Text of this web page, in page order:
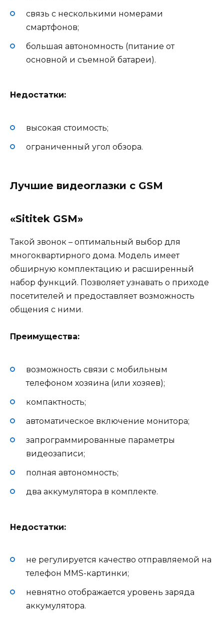
связь с несколькими номерами
смартфонов;
большая автономность (питание от
основной и съемной батареи).
Недостатки:
высокая стоимость;
ограниченный угол обзора.
Лучшие видеоглазки с GSM
«Sititek GSM»
Такой звонок – оптимальный выбор для
многоквартирного дома. Модель имеет
обширную комплектацию и расширенный
набор функций. Позволяет узнавать о приходе
посетителей и предоставляет возможность
общения с ними.
Преимущества:
возможность связи с мобильным
телефоном хозяина (или хозяев);
компактность;
автоматическое включение монитора;
запрограммированные параметры
видеозаписи;
полная автономность;
два аккумулятора в комплекте.
Недостатки:
не регулируется качество отправляемой на
телефон MMS-картинки;
невнятно отображается уровень заряда
аккумулятора.